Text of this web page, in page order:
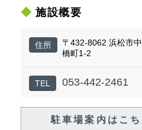
施設概要
住所
〒432-8062 浜松市
橋町1-2
TEL 053-442-2461
駐車場案内はこ